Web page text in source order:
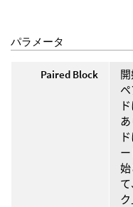
パラメータ
Paired Block